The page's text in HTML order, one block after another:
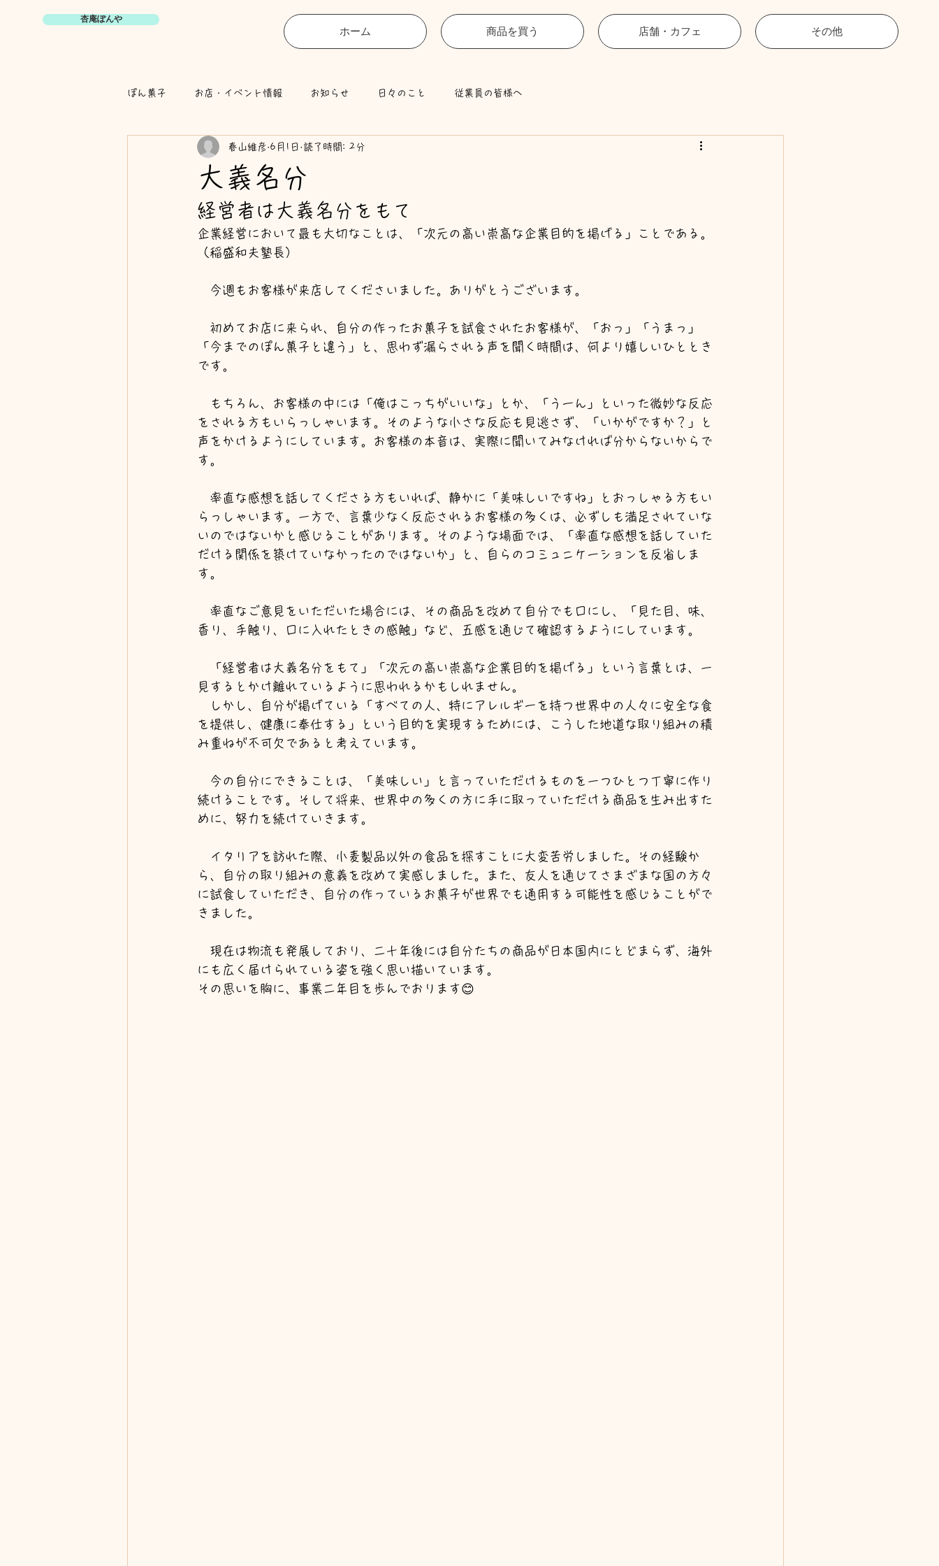
杏庵ぽんや
ホーム 商品を買う 店舗・カフェ その他
ぽん菓子 お店・イベント情報 お知らせ 日々のこと 従業員の皆様へ
大義名分
春山維彦 6月1日 読了時間: 2分
経営者は大義名分をもて
企業経営において最も大切なことは、「次元の高い崇高な企業目的を掲げる」ことである。
（稲盛和夫塾長）
今週もお客様が来店してくださいました。ありがとうございます。
初めてお店に来られ、自分の作ったお菓子を試食されたお客様が、「おっ」「うまっ」
「今までのぽん菓子と違う」と、思わず漏らされる声を聞く時間は、何より嬉しいひととき
です。
もちろん、お客様の中には「俺はこっちがいいな」とか、「うーん」といった微妙な反応
をされる方もいらっしゃいます。そのような小さな反応も見逃さず、「いかがですか？」と
声をかけるようにしています。お客様の本音は、実際に聞いてみなければ分からないからで
す。
率直な感想を話してくださる方もいれば、静かに「美味しいですね」とおっしゃる方もい
らっしゃいます。一方で、言葉少なく反応されるお客様の多くは、必ずしも満足されていな
いのではないかと感じることがあります。そのような場面では、「率直な感想を話していた
だける関係を築けていなかったのではないか」と、自らのコミュニケーションを反省しま
す。
率直なご意見をいただいた場合には、その商品を改めて自分でも口にし、「見た目、味、
香り、手触り、口に入れたときの感触」など、五感を通じて確認するようにしています。
「経営者は大義名分をもて」「次元の高い崇高な企業目的を掲げる」という言葉とは、一
見するとかけ離れているように思われるかもしれません。
しかし、自分が掲げている「すべての人、特にアレルギーを持つ世界中の人々に安全な食
を提供し、健康に奉仕する」という目的を実現するためには、こうした地道な取り組みの積
み重ねが不可欠であると考えています。
今の自分にできることは、「美味しい」と言っていただけるものを一つひとつ丁寧に作り
続けることです。そして将来、世界中の多くの方に手に取っていただける商品を生み出すた
めに、努力を続けていきます。
イタリアを訪れた際、小麦製品以外の食品を探すことに大変苦労しました。その経験か
ら、自分の取り組みの意義を改めて実感しました。また、友人を通じてさまざまな国の方々
に試食していただき、自分の作っているお菓子が世界でも通用する可能性を感じることがで
きました。
現在は物流も発展しており、二十年後には自分たちの商品が日本国内にとどまらず、海外
にも広く届けられている姿を強く思い描いています。
その思いを胸に、事業二年目を歩んでおります😊